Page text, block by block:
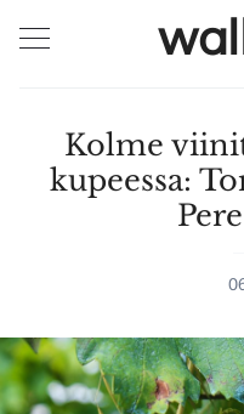
Kolme
kupeessa: